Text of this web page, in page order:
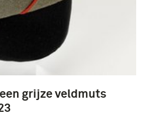
grijze veldmuts